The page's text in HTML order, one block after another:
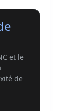
et le
de